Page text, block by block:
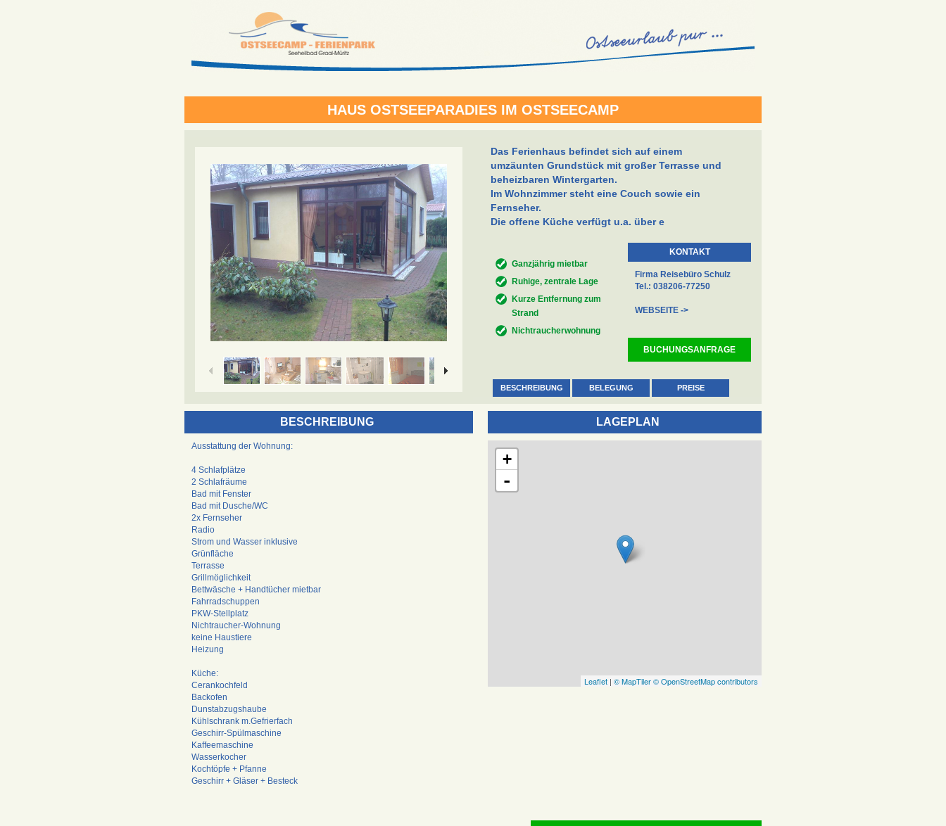
HAUS OSTSEEPARADIES IM OSTSEECAMP
Das Ferienhaus befindet sich auf einem
umzäunten Grundstück mit großer Terrasse und
beheizbaren Wintergarten.
Im Wohnzimmer steht eine Couch sowie ein
Fernseher.
Die offene Küche verfügt u.a. über e
Ganzjährig mietbar
Ruhige, zentrale Lage
Kurze Entfernung zum
Strand
Nichtraucherwohnung
KONTAKT
Firma Reisebüro Schulz
Tel.: 038206-77250
WEBSEITE ->
BUCHUNGSANFRAGE
BESCHREIBUNG BELEGUNG PREISE
BESCHREIBUNG LAGEPLAN
+
-
Leaflet | © MapTiler© OpenStreetMap contributors
Ausstattung der Wohnung:
4 Schlafplätze
2 Schlafräume
Bad mit Fenster
Bad mit Dusche/WC
2x Fernseher
Radio
Strom und Wasser inklusive
Grünfläche
Terrasse
Grillmöglichkeit
Bettwäsche + Handtücher mietbar
Fahrradschuppen
PKW-Stellplatz
Nichtraucher-Wohnung
keine Haustiere
Heizung
Küche:
Cerankochfeld
Backofen
Dunstabzugshaube
Kühlschrank m.Gefrierfach
Geschirr-Spülmaschine
Kaffeemaschine
Wasserkocher
Kochtöpfe + Pfanne
Geschirr + Gläser + Besteck